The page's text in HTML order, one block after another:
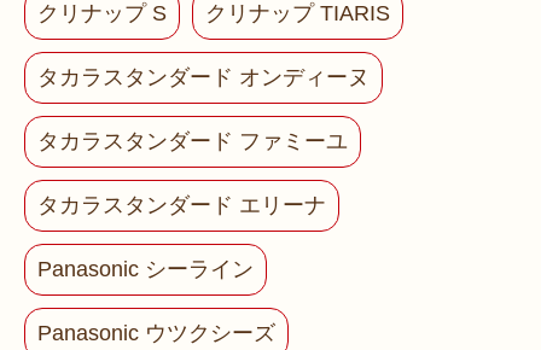
クリナップ S クリナップ TIARIS
タカラスタンダード オンディーヌ
タカラスタンダード ファミーユ
タカラスタンダード エリーナ
Panasonic シーライン
Panasonic ウツクシーズ